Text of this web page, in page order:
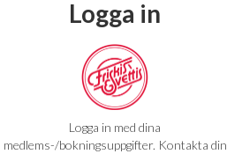
Logga in
Logga in med dina
medlems-/bokningsuppgifter. Kontakta din